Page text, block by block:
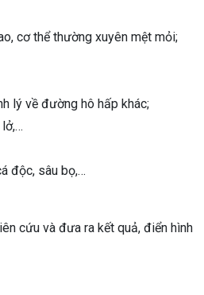
cơ thể thường xuyên mệt mỏi;
lý về đường hô hấp khác;
độc, sâu bọ,…
cứu và đưa ra kết quả, điển hình